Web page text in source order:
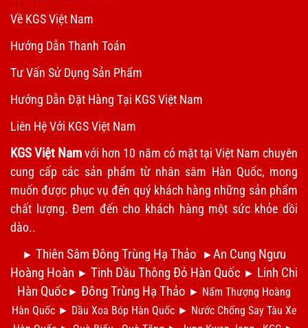
Về KGS Việt Nam
Hướng Dẫn Thanh Toán
Tư Vấn Sử Dụng Sản Phẩm
Hướng Dẫn Đặt Hàng Tại KGS Việt Nam
Liên Hệ Với KGS Việt Nam
KGS Việt Namvới hơn 10 năm có mặt tại Việt Nam chuyên
cung cấp các sản phẩm từ nhân sâm Hàn Quốc, mong
muốn được phục vụ đến quý khách hàng những sản phẩm
chất lượng. Đem đến cho khách hàng một sức khỏe dồi
dào..
► Thiên Sâm Đông Trùng Hạ Thảo ►An Cung Ngưu
Hoàng Hoàn ► Tinh Dầu Thông Đỏ Hàn Quốc ► Linh Chi
Hàn Quốc ► Đông Trùng Hạ Thảo ► Nấm Thượng Hoàng
Hàn Quốc ► Dầu Xoa Bóp Hàn Quốc ► Nước Chống Say Tàu Xe